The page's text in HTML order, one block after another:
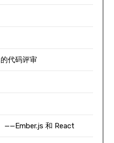
代码评审
——Ember.js 和 React